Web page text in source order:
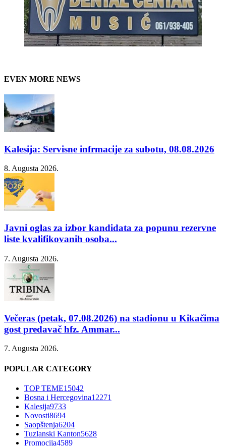
EVEN MORE NEWS
Kalesija: Servisne infrmacije za subotu, 08.08.2026
8. Augusta 2026.
Javni oglas za izbor kandidata za popunu rezervne
liste kvalifikovanih osoba...
7. Augusta 2026.
Večeras (petak, 07.08.2026) na stadionu u Kikačima
gost predavač hfz. Ammar...
7. Augusta 2026.
POPULAR CATEGORY
TOP TEME15042
Bosna i Hercegovina12271
Kalesija9733
Novosti8694
Saopštenja6204
Tuzlanski Kanton5628
Promocija4589